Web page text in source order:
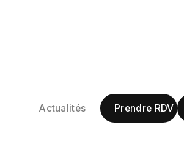
Actualités Prendre RDV